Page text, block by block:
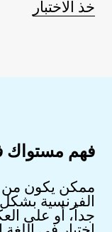
خذ الاختبار
فهم مستواك
ممكن يكون من
الفرنسية
جداً، أو على